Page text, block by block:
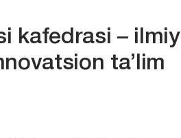
kafedrasi – ilmiy
ta’lim